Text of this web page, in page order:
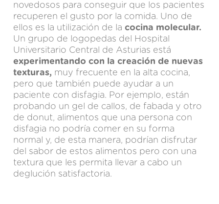
novedosos para conseguir que los pacientes
recuperen el gusto por la comida. Uno de
ellos es la utilización de la cocina molecular.
Un grupo de logopedas del Hospital
Universitario Central de Asturias está
experimentando con la creación de nuevas
texturas, muy frecuente en la alta cocina,
pero que también puede ayudar a un
paciente con disfagia. Por ejemplo, están
probando un gel de callos, de fabada y otro
de donut, alimentos que una persona con
disfagia no podría comer en su forma
normal y, de esta manera, podrían disfrutar
del sabor de estos alimentos pero con una
textura que les permita llevar a cabo un
deglución satisfactoria.